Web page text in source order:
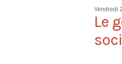
Vendredi
Le